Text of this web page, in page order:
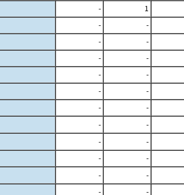
- 1
- -
- -
- -
- -
- -
- -
- -
- -
- -
- -
- -